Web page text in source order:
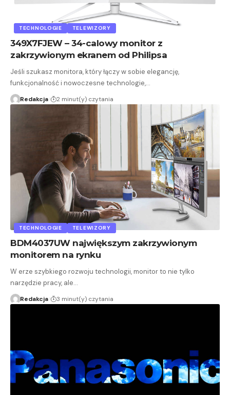
TECHNOLOGIE TELEWIZORY
349X7FJEW – 34-calowy monitor z
zakrzywionym ekranem od Philipsa
Jeśli szukasz monitora, który łączy w sobie elegancję,
funkcjonalność i nowoczesne technologie,…
Redakcja 2 minut(y) czytania
TECHNOLOGIE TELEWIZORY
BDM4037UW największym zakrzywionym
monitorem na rynku
W erze szybkiego rozwoju technologii, monitor to nie tylko
narzędzie pracy, ale…
Redakcja 3 minut(y) czytania